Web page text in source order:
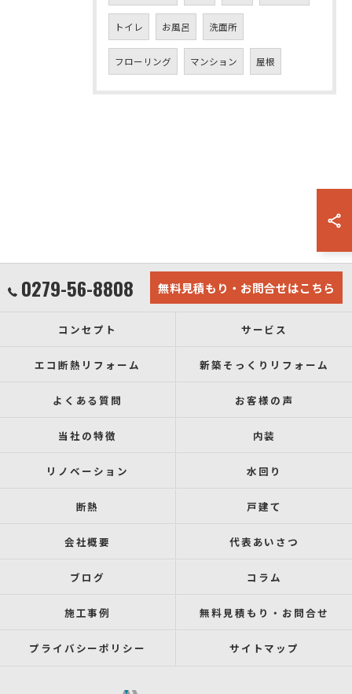
トイレ お風呂 洗面所
フローリング マンション 屋根
0279-56-8808 無料見積もり・お問合せはこちら
コンセプト サービス
エコ断熱リフォーム 新築そっくりリフォーム
よくある質問 お客様の声
当社の特徴 内装
リノベーション 水回り
断熱 戸建て
会社概要 代表あいさつ
ブログ コラム
施工事例 無料見積もり・お問合せ
プライバシーポリシー サイトマップ